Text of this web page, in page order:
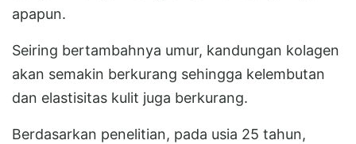
apapun.
Seiring bertambahnya umur, kandungan kolagen
akan semakin berkurang sehingga kelembutan
dan elastisitas kulit juga berkurang.
Berdasarkan penelitian, pada usia 25 tahun,